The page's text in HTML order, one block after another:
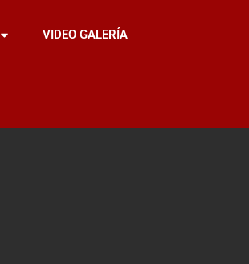
VIDEO GALERÍA